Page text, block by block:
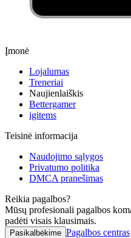
Įmonė
Lojalumas
Treneriai
Naujienlaiškis
Bettergamer
igitems
Teisinė informacija
Naudojimo sąlygos
Privatumo politika
DMCA pranešimas
Reikia pagalbos?
Mūsų profesionali pagalbos
padėti visais klausimais.
Pasikalbėkime Pagalbos centras